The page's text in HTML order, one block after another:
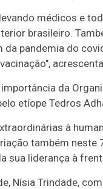
médicos e
brasileiro.
pandemia do
da
etíope Tedros
à
também
sua liderança à
Nísia Trindade,